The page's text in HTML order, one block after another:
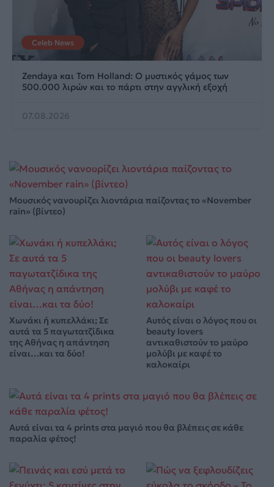
Celeb News
Zendaya και Tom Holland: Ο μυστικός γάμος των
500.000 λιρών και το πάρτι στην αγγλική εξοχή
07.08.2026
Μουσικός νανουρίζει λιοντάρια παίζοντας το «November
rain» (βίντεο)
Χωνάκι ή κυπελλάκι; Σε
αυτά τα 5 παγωτατζίδικα
της Αθήνας η απάντηση
είναι…και τα δύο!
Αυτός είναι ο λόγος που οι
beauty lovers
αντικαθιστούν το μαύρο
μολύβι με καφέ το
καλοκαίρι
Αυτά είναι τα 4 prints στα μαγιό που θα βλέπεις σε κάθε
παραλία φέτος!